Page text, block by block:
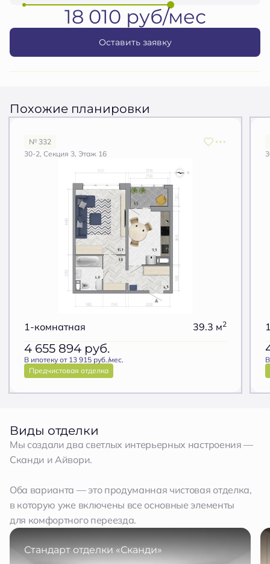
18 010 руб/мес
Оставить заявку
Похожие планировки
№ 332
30-2, Секция 3, Этаж 16
1-комнатная 39.3 м2
4 655 894 руб.
В ипотеку от 13 915 руб./мес.
Предчистовая отделка
Виды отделки
Мы создали два светлых интерьерных настроения —
Сканди и Айвори.
Оба варианта — это продуманная чистовая отделка,
в которую уже включены все основные элементы
для комфортного переезда.
Стандарт отделки «Сканди»